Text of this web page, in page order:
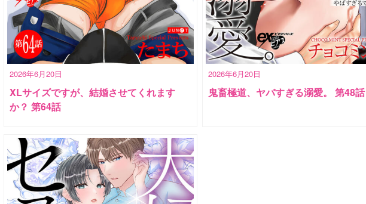
2026年6月20日
XLサイズですが、結婚させてくれます
か？ 第64話
2026年6月20日
鬼畜極道、ヤバすぎる溺愛。 第48話